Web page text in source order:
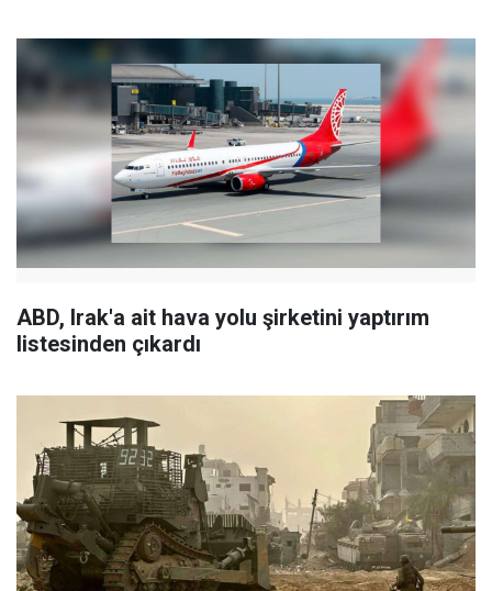
ABD, Irak'a ait hava yolu şirketini yaptırım
listesinden çıkardı